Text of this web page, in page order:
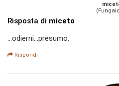
Risposta di miceto
...odierni...presumo.
Rispondi